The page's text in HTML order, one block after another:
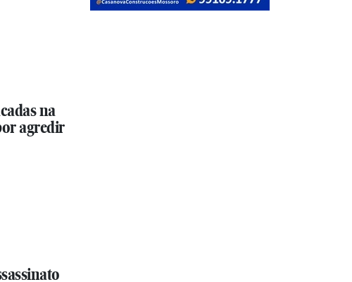
na
agredir